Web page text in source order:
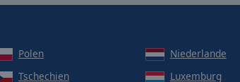
Polen Niederlande
Tschechien Luxemburg